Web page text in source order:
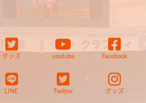
グッズ youtube Facebook
LINE Twitter グッズ